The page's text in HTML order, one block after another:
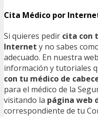
Cita Médico por
Si quieres pedir cita con
Internet y no sabes
adecuado. En nuestra
información y tutoriales
con tu médico de
para el médico de la
visitando la página web
correspondiente de tu